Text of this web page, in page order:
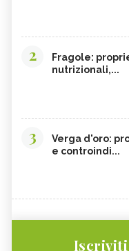
2
Fragole:
nutrizionali,...
3
Verga d'oro:
e controindi...
Iscriviti